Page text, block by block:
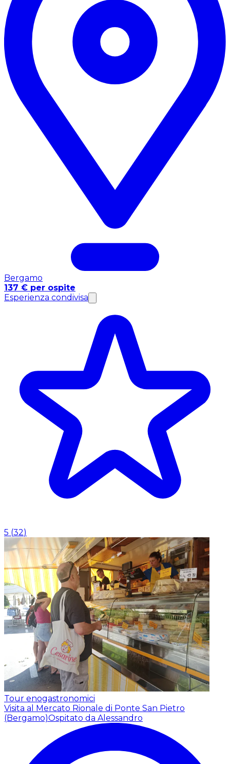
Bergamo
137 € per ospite
Esperienza condivisa
5 (32)
Tour enogastronomici
Visita al Mercato Rionale di Ponte San Pietro
(Bergamo)Ospitato da Alessandro